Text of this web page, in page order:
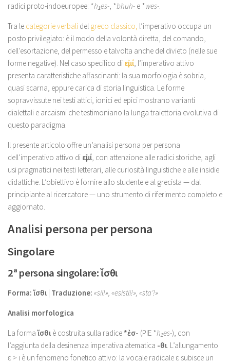
radici proto-indoeuropee: *h₁es- , *bhuh- e *wes-
Tra le categorie verbali del greco classico, l’imperativo occupa un
posto privilegiato: è il modo della volontà diretta, del comando,
dell’esortazione, del permesso e talvolta anche del divieto (nelle sue
forme negative). Nel caso specifico di εἰμί , l’imperativo attivo
presenta caratteristiche affascinanti: la sua morfologia è sobria,
quasi scarna, eppure carica di storia linguistica. Le forme
sopravvissute nei testi attici, ionici ed epici mostrano varianti
dialettali e arcaismi che testimoniano la lunga traiettoria evolutiva di
questo paradigma.
Il presente articolo offre un’analisi persona per persona
dell’imperativo attivo di εἰμί , con attenzione alle radici storiche, agli
usi pragmatici nei testi letterari, alle curiosità linguistiche e alle insidie
didattiche. L’obiettivo è fornire allo studente e al grecista — dal
principiante al ricercatore — uno strumento di riferimento completo e
aggiornato.
Analisi persona per persona
Singolare
2ª persona singolare: ἴσθι
Forma:ἴσθι | Traduzione: «sii!», «esistii!», «sta’!»
Analisi morfologica
La formaἴσθι è costruita sulla radice *ἐσ- (PIE *h₁es-), con
l’aggiunta della desinenza imperativa atematica -θι . L’allungamento
ε > ι è un fenomeno fonetico attivo: la vocale radicale ε subisce un